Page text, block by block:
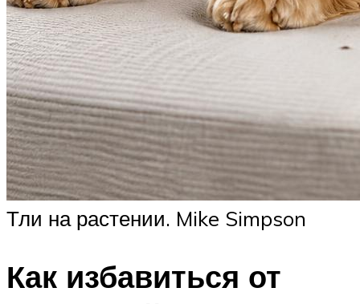
Тли на растении. Mike Simpson
Как избавиться от